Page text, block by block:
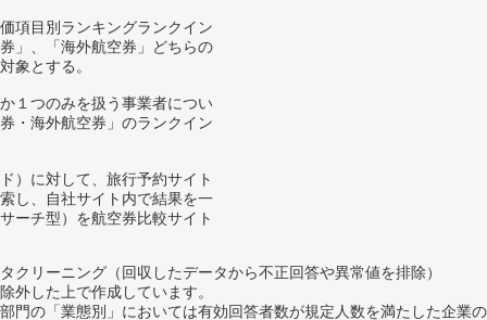
項目別ランキングランクイン
」、「海外航空券」どちらの
象とする。
１つのみを扱う事業者につい
・海外航空券」のランクイン
）に対して、旅行予約サイト
し、自社サイト内で結果を一
ーチ型）を航空券比較サイト
リーニング（回収したデータから不正回答や異常値を排除）
した上で作成しています。
門の「業態別」においては有効回答者数が規定人数を満たした企業